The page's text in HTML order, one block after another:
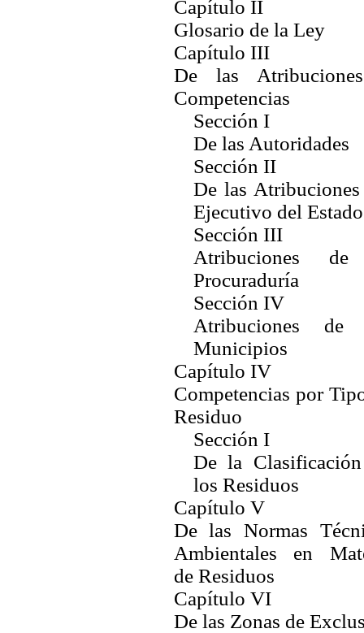
Capítulo II
Glosario de la Ley
Capítulo III
De las
Competencias
Sección I
De las Autoridades
Sección II
De las
Ejecutivo del Estado
Sección III
Atribuciones
Procuraduría
Sección IV
Atribuciones de
Municipios
Capítulo IV
Competencias por
Residuo
Sección I
De la
los Residuos
Capítulo V
De las Normas
Ambientales en
de Residuos
Capítulo VI
De las Zonas de